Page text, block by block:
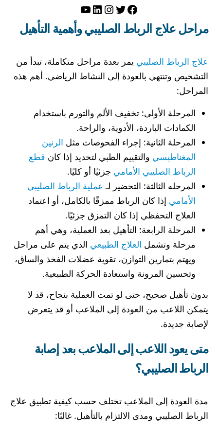
فيسبوك
تويترإنستجرام
لينكد إنيوتيوب
مراحل علاج الرباط الصليبي وأهمية التأهيل
علاج الرباط الصليبي يمر بعدة مراحل متكاملة، تبدأ من
التشخيص وتنتهي بالعودة إلى النشاط الرياضي. أهم هذه
المراحل:
المرحلة الأولى: تخفيف الألم والتورم باستخدام
الكمادات الباردة، الأدوية، والراحة.
المرحلة الثانية: إجراء الفحوصات مثل الرنين
المغناطيسي والتقييم الطبي لتحديد إذا كان قطع
الرباط الصليبي الأمامي جزئيًا أو كليًا.
المرحله الثالثة: التحضير لـ عملية الرباط الصليبي
الأمامي إذا كان الرباط ممزقًا بالكامل، أو اعتماد
العلاج التحفظي إذا كان التمزق جزئيًا.
المرحلة الرابعة: التأهيل بعد العملية، وهي أهم
مرحلة وتشمل العلاج الطبيعي الذي يتم على مراحل
ويهتم بتمارين التوازن، تقوية عضلات الفخذ والساق،
وتحسين المرونة واستعادة الحركة الطبيعية.
بدون تأهيل صحيح، حتى لو تمت العملية بنجاح، قد لا
يتمكن اللاعب من العودة إلى الملاعب أو قد يتعرض
لإصابة جديدة.
متى يعود اللاعب إلى الملاعب بعد إصابة
الرباط الصليبي؟
مدة العودة إلى الملاعب تختلف حسب كيفية تطبيق علاج
الرباط الصليبي ومدى الالتزام بالتأهيل. غالبًا: